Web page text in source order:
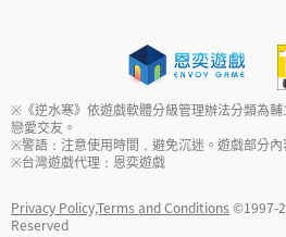
※《逆水寒》依遊戲軟體分級管理辦法分類為
戀愛交友。
※警語：注意使用時間，避免沉迷。遊戲部分內
※台灣遊戲代理：恩奕遊戲
Privacy Policy,Terms and Conditions ©1997-
Reserved